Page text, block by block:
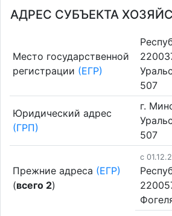
АДРЕС СУБЪЕКТА
Место государственной
регистрации (ЕГР)
507
Юридический адрес
(ГРП)
г.
507
Прежние адреса (ЕГР)
(всего 2)
c